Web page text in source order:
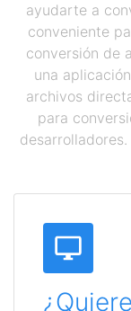
ayudarte a
conveniente
conversión de
una
archivos
para